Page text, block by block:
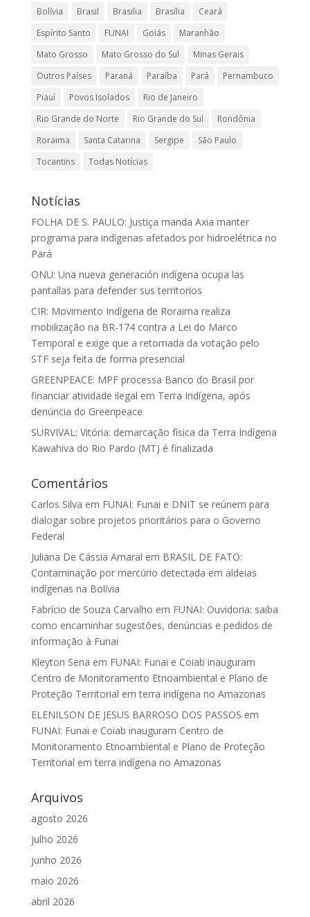
Bolívia
Brasil Brasilia Brasília
Ceará
Espírito Santo
FUNAI Goiás
Maranhão
Mato Grosso
Mato Grosso do Sul
Minas Gerais
Outros Países
Paraná Paraíba Pará
Pernambuco
Piauí
Povos Isolados
Rio de Janeiro
Rio Grande do Norte
Rio Grande do Sul
Rondônia
Roraima
Santa Catarina Sergipe
São Paulo
Tocantins
Todas Notícias
Notícias
FOLHA DE S. PAULO: Justiça manda Axia manter
programa para indígenas afetados por hidroelétrica no
Pará
ONU: Una nueva generación indígena ocupa las
pantallas para defender sus territorios
CIR: Movimento Indígena de Roraima realiza
mobilização na BR-174 contra a Lei do Marco
Temporal e exige que a retomada da votação pelo
STF seja feita de forma presencial
GREENPEACE: MPF processa Banco do Brasil por
financiar atividade ilegal em Terra Indígena, após
denúncia do Greenpeace
SURVIVAL: Vitória: demarcação física da Terra Indígena
Kawahiva do Rio Pardo (MT) é finalizada
Comentários
Carlos Silva em FUNAI: Funai e DNIT se reúnem para
dialogar sobre projetos prioritários para o Governo
Federal
Juliana De Cássia Amaral em BRASIL DE FATO:
Contaminação por mercúrio detectada em aldeias
indígenas na Bolívia
Fabrício de Souza Carvalho em FUNAI: Ouvidoria: saiba
como encaminhar sugestões, denúncias e pedidos de
informação à Funai
Kleyton Sena em FUNAI: Funai e Coiab inauguram
Centro de Monitoramento Etnoambiental e Plano de
Proteção Territorial em terra indígena no Amazonas
ELENILSON DE JESUS BARROSO DOS PASSOS em
FUNAI: Funai e Coiab inauguram Centro de
Monitoramento Etnoambiental e Plano de Proteção
Territorial em terra indígena no Amazonas
Arquivos
agosto 2026
julho 2026
junho 2026
maio 2026
abril 2026